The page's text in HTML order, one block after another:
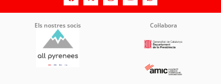
Els nostres socis Col·labora